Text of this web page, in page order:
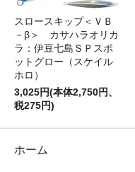
スロースキップ＜ＶＢ
－β＞ カサハラオリカ
ラ：伊豆七島ＳＰスポ
ットグロー（スケイル
ホロ）
3,025円(本体2,750円、
税275円)
ホーム